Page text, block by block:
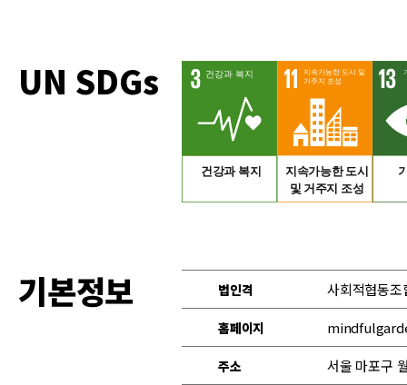
UN SDGs
기본정보 법인격 사회적협동조
홈페이지
주소 서울 마포구